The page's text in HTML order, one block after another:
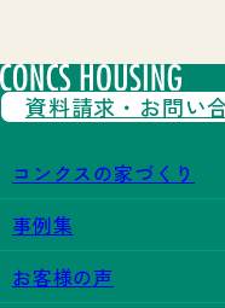
コンクスの家づくり
事例集
お客様の声
資料請求・ お問い